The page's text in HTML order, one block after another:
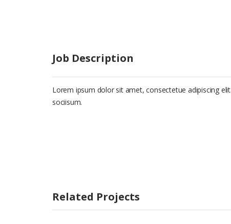
Job Description
Lorem ipsum dolor sit amet, consectetue adipiscing
sociisum.
Related Projects